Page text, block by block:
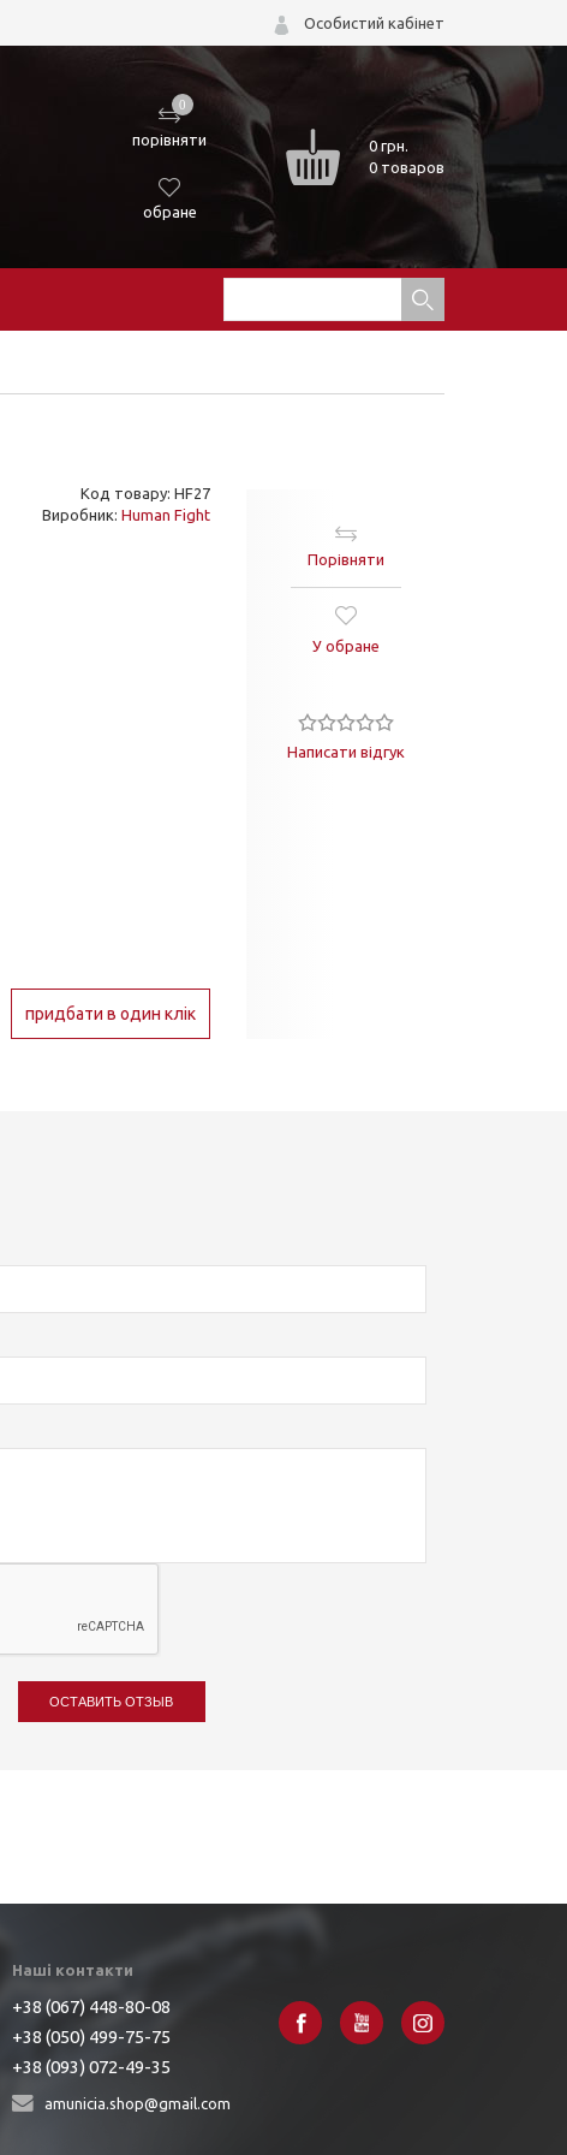
Особистий кабінет
0
порівняти
обране
0грн.
0 товаров
Код товару: HF27
Виробник: Human Fight
придбати в один клік
Порівняти
У обране
Написати відгук
ОСТАВИТЬ ОТЗЫВ
Наші контакти
+38 (067) 448-80-08
+38 (050) 499-75-75
+38 (093) 072-49-35
amunicia.shop@gmail.com